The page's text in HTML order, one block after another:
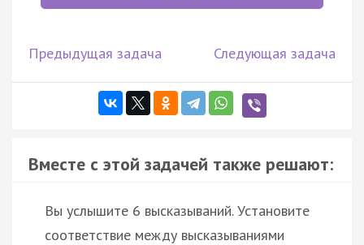
Предыдущая задача Следующая задача
Вместе с этой задачей также решают:
Вы услышите 6 высказываний. Установите
соответствие между высказываниями